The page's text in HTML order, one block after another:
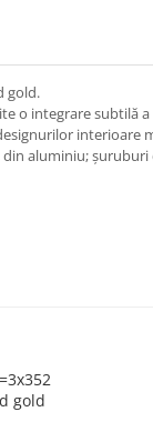
gold.
o integrare subtilă
interioare
aluminiu;
gold